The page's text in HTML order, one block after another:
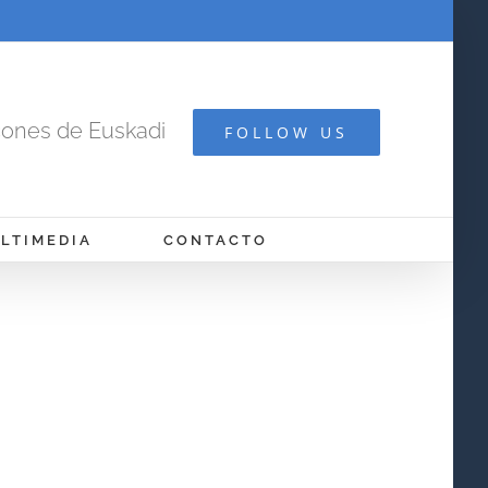
de Euskadi FOLLOW US
CONTACTO